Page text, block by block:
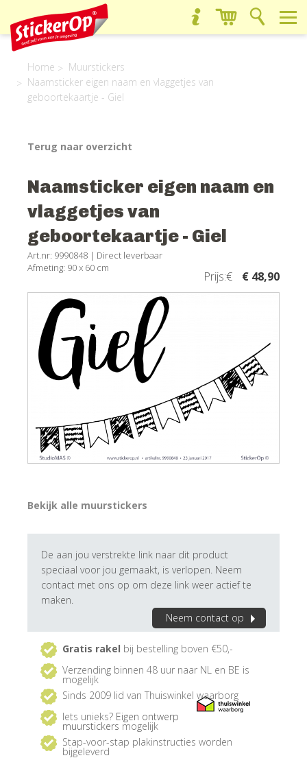
Home
Muurstickers
Naamsticker eigen naam en vlaggetjes van
geboortekaartje - Giel
Terug naar overzicht
Naamsticker eigen naam en
vlaggetjes van
geboortekaartje - Giel
Art.nr: 9990848 | Direct leverbaar
Afmeting: 90 x 60 cm
Prijs:€ € 48,90
Bekijk alle muurstickers
De aan jou verstrekte link naar dit product
speciaal voor jou gemaakt, is verlopen. Neem
contact met ons op om deze link weer actief te
maken.
Neem contact op
Gratis rakel bij bestelling boven €50,-
Verzending binnen 48 uur naar NL en BE is
mogelijk
Sinds 2009 lid van Thuiswinkel waarborg
Iets unieks? Eigen ontwerp
muurstickers mogelijk
Stap-voor-stap plakinstructies worden
bijgeleverd